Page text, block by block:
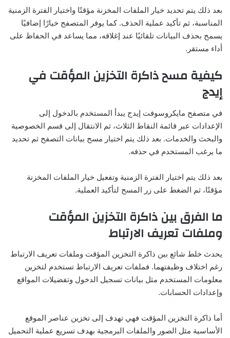
بعد ذلك يتم تحديد خيار الملفات المخزنة مؤقتًا واختيار الفترة الزمنية
المناسبة، ثم تأكيد عملية الحذف. كما يوفر المتصفح خيارًا إضافيًا
يسمح بحذف البيانات تلقائيًا عند إغلاقه، مما يساعد في الحفاظ على
أداء مستقر.
كيفية مسح ذاكرة التخزين المؤقت في
إيدج
في متصفح مايكروسوفت إيدج يبدأ المستخدم بالدخول إلى
الإعدادات عبر قائمة النقاط الثلاث، ثم الانتقال إلى قسم الخصوصية
والبحث والخدمات. بعد ذلك يتم اختيار مسح بيانات التصفح ثم تحديد
ما يرغب المستخدم في حذفه.
بعد ذلك يتم اختيار الفترة الزمنية وتفعيل خيار الملفات المخزنة
مؤقتًا، ثم الضغط على زر المسح لتأكيد العملية.
ما الفرق بين ذاكرة التخزين المؤقت
وملفات تعريف الارتباط
يحدث خلط شائع بين ذاكرة التخزين المؤقت وملفات تعريف الارتباط
رغم اختلاف وظيفتهما. فملفات تعريف الارتباط تستخدم لتخزين
معلومات المستخدم مثل بيانات تسجيل الدخول وتفضيلات المواقع
وإعدادات الحسابات.
أما ذاكرة التخزين المؤقت فهي تهدف إلى تخزين عناصر الموقع
الأساسية مثل الصور والملفات البرمجية بهدف تسريع عملية التحميل